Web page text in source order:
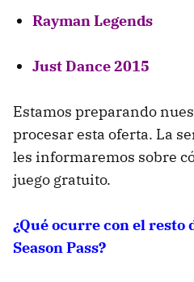
Rayman Legends
Just Dance 2015
Estamos preparando
procesar esta oferta. La
les informaremos sobre
juego gratuito.
¿Qué ocurre con el resto
Season Pass?